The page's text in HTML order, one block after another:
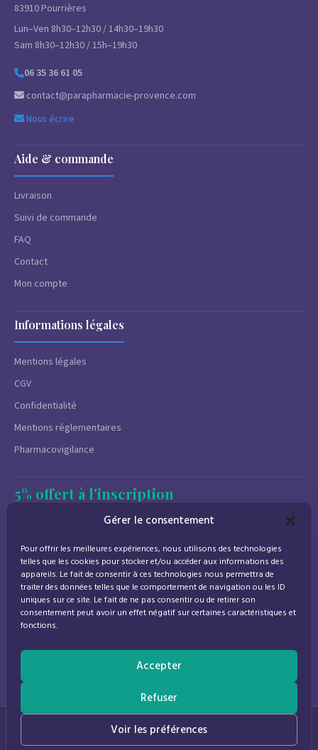
Gérer le consentement
Pour offrir les meilleures expériences, nous utilisons des technologies
telles que les cookies pour stocker et/ou accéder aux informations des
appareils. Le fait de consentir à ces technologies nous permettra de
traiter des données telles que le comportement de navigation ou les ID
uniques sur ce site. Le fait de ne pas consentir ou de retirer son
consentement peut avoir un effet négatif sur certaines caractéristiques et
fonctions.
Accepter
Refuser
Voir les préférences
83910 Pourrières
Lun–Ven 8h30–12h30 / 14h30–19h30
Sam 8h30–12h30 / 15h–19h30
06 35 36 61 05
contact@parapharmacie-provence.com
Nous écrire
Aide & commande
Livraison
Suivi de commande
FAQ
Contact
Mon compte
Informations légales
Mentions légales
CGV
Confidentialité
Mentions réglementaires
Pharmacovigilance
5% offert à l'inscription
Désinscription à tout moment.
J'accepte de recevoir des emails marketing conformément à la